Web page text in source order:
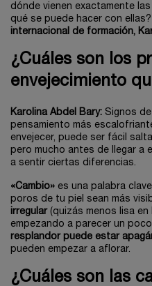
dónde vienen exactamente
qué se puede hacer con
internacional de formación,
¿Cuáles son los
envejecimiento
Karolina Abdel Bary: Signos de
pensamiento más
envejecer, puede ser fácil
pero mucho antes de llegar a
a sentir ciertas diferencias.
«Cambio» es una palabra
poros de tu piel sean más
irregular(quizás menos lisa
empezando a parecer un
resplandor puede estar
pueden empezar a aflorar.
¿Cuáles son las